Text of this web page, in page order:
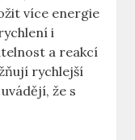
více energie
i
a ‌reakcí
rychlejší
⁤že ⁢s‌